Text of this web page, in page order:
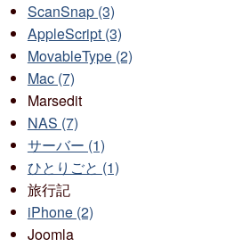
ScanSnap (3)
AppleScript (3)
MovableType (2)
Mac (7)
Marsedit
NAS (7)
サーバー (1)
ひとりごと (1)
旅行記
iPhone (2)
Joomla